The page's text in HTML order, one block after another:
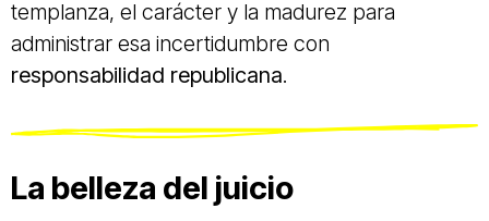
templanza, el carácter y la madurez para
administrar esa incertidumbre con
responsabilidad republicana.
La belleza del juicio